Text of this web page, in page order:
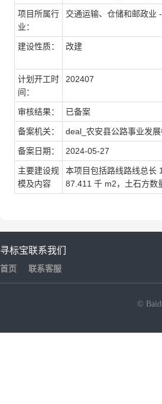
项目所属行
业：
交通运输、仓储和邮政业
建设性质： 改建
计划开工时
间：
202407
审核结果： 已备案
备案机关： deal_农安县公路事业发
备案日期： 2024-05-27
主要建设规
模及内容
本项目包括路线路线总长
87.411 千 m2，土石方数
寻标宝
首页
联系我们
联系客服
©